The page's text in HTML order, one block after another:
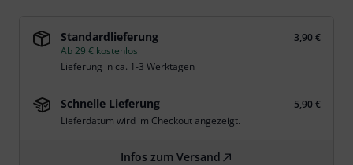
Standardlieferung
3,90 €
Ab 29 € kostenlos
Lieferung in ca. 1-3 Werktagen
Schnelle Lieferung
5,90 €
Lieferdatum wird im Checkout angezeigt.
Infos zum Versand